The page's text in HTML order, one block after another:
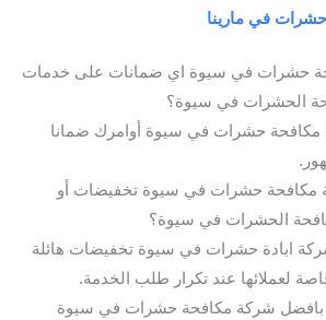
في مارينا
حشرات في سيوة اي ضمانات على خدمات
الحشرات في سيوة؟
مكافحة حشرات في سيوة أوامرك ضمانا
حشرات في سيوة تخفيضات أو
الحشرات في سيوة؟
ابادة حشرات في سيوة تخفيضات هائلة
لعملائها عند تكرار طلب الخدمة.
شركة مكافحة حشرات في سيوة